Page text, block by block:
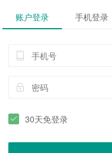
账户登录 手机登录
30天免登录